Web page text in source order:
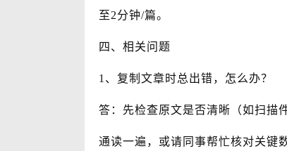
至2分钟/篇。
四、相关问题
1、复制文章时总出错，怎么办？
答：先检查原文是否清晰（如扫描
通读一遍，或请同事帮忙核对关键